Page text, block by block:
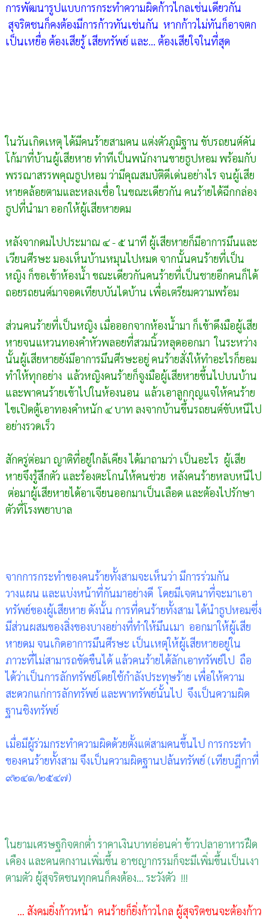
การพัฒนารูปแบบการกระทำความผิดก้าวไกลเช่นเดียวกัน
สุจริตชนก็คงต้องมีการก้าวทันเช่นกัน หากก้าวไม่ทันก็อาจตก
เป็นเหยื่อ ต้องเสียรู้ เสียทรัพย์ และ... ต้องเสียใจในที่สุด
ในวันเกิดเหตุ ได้มีคนร้ายสามคน แต่งตัวภูมิฐาน ขับรถยนต์คัน
โก้มาที่บ้านผู้เสียหาย ทำทีเป็นพนักงานขายธูปหอม พร้อมกับ
พรรณาสรรพคุณธูปหอม ว่ามีคุณสมบัติดีเด่นอย่างไร จนผู้เสีย
หายคล้อยตามและหลงเชื่อ ในขณะเดียวกัน คนร้ายได้ฉีกกล่อง
ธูปที่นำมา ออกให้ผู้เสียหายดม
หลังจากดมไปประมาณ ๔ - ๕ นาที ผู้เสียหายก็มีอาการมึนและ
เวียนศีรษะ มองเห็นบ้านหมุนไปหมด จากนั้นคนร้ายที่เป็น
หญิง ก็ขอเข้าห้องน้ำ ขณะเดียวกันคนร้ายที่เป็นชายอีกคนก็ได้
ถอยรถยนต์มาจอดเทียบบันไดบ้าน เพื่อเตรียมความพร้อม
ส่วนคนร้ายที่เป็นหญิง เมื่อออกจากห้องน้ำมา ก็เข้าดึงมือผู้เสีย
หายจนแหวนทองคำหัวพลอยที่สวมนิ้วหลุดออกมา ในระหว่าง
นั้นผู้เสียหายยังมีอาการมึนศีรษะอยู่ คนร้ายสั่งให้ทำอะไรก็ยอม
ทำให้ทุกอย่าง แล้วหญิงคนร้ายก็จูงมือผู้เสียหายขึ้นไปบนบ้าน
และพาคนร้ายเข้าไปในห้องนอน แล้วเอาลูกกุญแจให้คนร้าย
ไขเปิดตู้เอาทองคำหนัก ๔ บาท ลงจากบ้านขึ้นรถยนต์ขับหนีไป
อย่างรวดเร็ว
สักครู่ต่อมา ญาติที่อยู่ใกล้เคียง ได้มาถามว่า เป็นอะไร ผู้เสีย
หายจึงรู้สึกตัว และร้องตะโกนให้คนช่วย หลังคนร้ายหลบหนีไป
ต่อมาผู้เสียหายได้อาเจียนออกมาเป็นเลือด และต้องไปรักษา
ตัวที่โรงพยาบาล
จากการกระทำของคนร้ายทั้งสามจะเห็นว่า มีการร่วมกัน
วางแผน และแบ่งหน้าที่กันมาอย่างดี โดยมีเจตนาที่จะมาเอา
ทรัพย์ของผู้เสียหาย ดังนั้น การที่คนร้ายทั้งสาม ได้นำธูปหอมซึ่ง
มีส่วนผสมของสิ่งของบางอย่างที่ทำให้มึนเมา ออกมาให้ผู้เสีย
หายดม จนเกิดอาการมึนศีรษะ เป็นเหตุให้ผู้เสียหายอยู่ใน
ภาวะที่ไม่สามารถขัดขืนได้ แล้วคนร้ายได้ลักเอาทรัพย์ไป ถือ
ได้ว่าเป็นการลักทรัพย์โดยใช้กำลังประทุษร้าย เพื่อให้ความ
สะดวกแก่การลักทรัพย์ และพาทรัพย์นั้นไป จึงเป็นความผิด
ฐานชิงทรัพย์
เมื่อมีผู้ร่วมกระทำความผิดด้วยตั้งแต่สามคนขึ้นไป การกระทำ
ของคนร้ายทั้งสาม จึงเป็นความผิดฐานปล้นทรัพย์ (เทียบฎีกาที่
๙๒๔๑/๒๕๔๗)
ในยามเศรษฐกิจตกต่ำ ราคาเงินบาทอ่อนค่า ข้าวปลาอาหารฝืด
เคือง และคนตกงานเพิ่มขึ้น อาชญากรรมก็จะมีเพิ่มขึ้นเป็นเงา
ตามตัว ผู้สุจริตชนทุกคนก็คงต้อง... ระวังตัว !!!
... สังคมยิ่งก้าวหน้า คนร้ายก็ยิ่งก้าวไกล ผู้สุจริตชนจะต้องก้าว